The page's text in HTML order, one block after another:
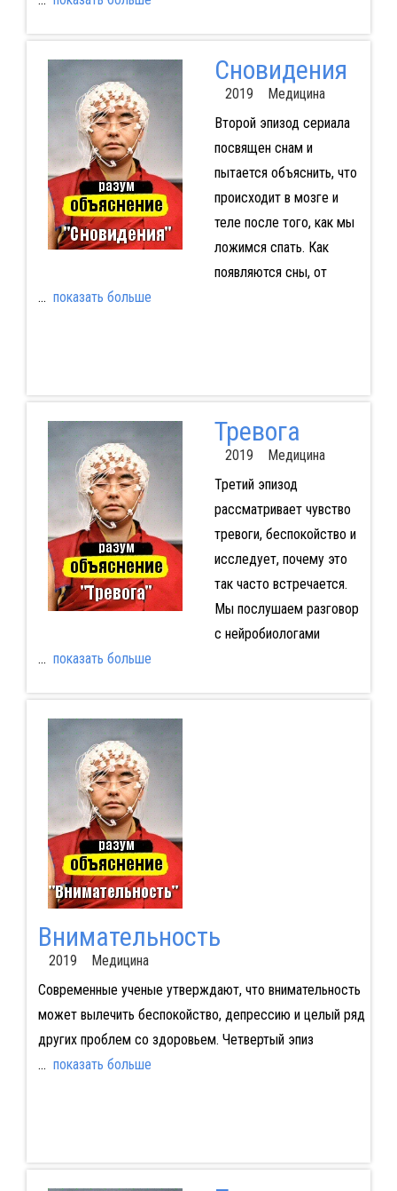
Сновидения
2019 Медицина
Второй эпизод сериала
посвящен снам и
пытается объяснить, что
происходит в мозге и
теле после того, как мы
ложимся спать. Как
появляются сны, от
... показать больше
Тревога
2019 Медицина
Третий эпизод
рассматривает чувство
тревоги, беспокойство и
исследует, почему это
так часто встречается.
Мы послушаем разговор
с нейробиологами
... показать больше
Внимательность
2019 Медицина
Современные ученые утверждают, что внимательность
может вылечить беспокойство, депрессию и целый ряд
других проблем со здоровьем. Четвертый эпиз
... показать больше